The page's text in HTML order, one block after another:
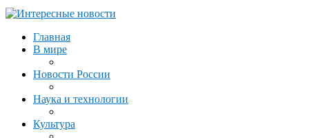
Главная
В мире
Новости России
Наука и технологии
Культура